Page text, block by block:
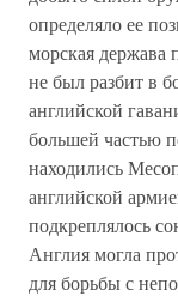
определяло ее
морская держава
не был разбит в
английской
большей частью
находились
английской
подкреплялось
Англия могла
для борьбы с